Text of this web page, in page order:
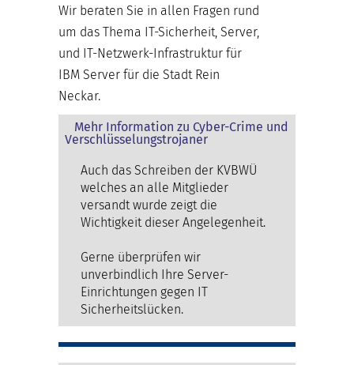
Wir beraten Sie in allen Fragen rund
um das Thema IT-Sicherheit, Server,
und IT-Netzwerk-Infrastruktur für
IBM Server für die Stadt Rein
Neckar.
Mehr Information zu Cyber-Crime und
Verschlüsselungstrojaner
Auch das Schreiben der KVBWÜ
welches an alle Mitglieder
versandt wurde zeigt die
Wichtigkeit dieser Angelegenheit.
Gerne überprüfen wir
unverbindlich Ihre Server-
Einrichtungen gegen IT
Sicherheitslücken.